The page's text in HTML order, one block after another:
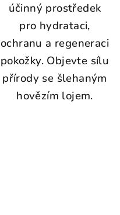
účinný prostředek
pro hydrataci,
ochranu a regeneraci
pokožky. Objevte sílu
přírody se šlehaným
hovězím lojem.